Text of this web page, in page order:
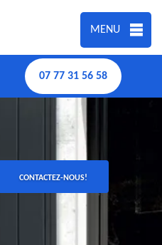
MENU
07 77 31 56 58
CONTACTEZ-NOUS!